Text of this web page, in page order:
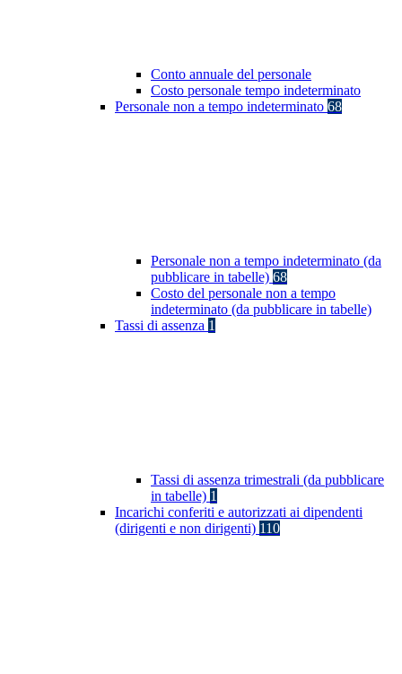
Conto annuale del personale
Costo personale tempo indeterminato
Personale non a tempo indeterminato 68
Personale non a tempo indeterminato (da
pubblicare in tabelle) 68
Costo del personale non a tempo
indeterminato (da pubblicare in tabelle)
Tassi di assenza 1
Tassi di assenza trimestrali (da pubblicare
in tabelle) 1
Incarichi conferiti e autorizzati ai dipendenti
(dirigenti e non dirigenti) 110